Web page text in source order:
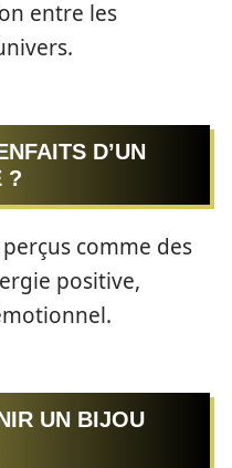
entre les
D’UN
?
comme des
positive,
UN BIJOU